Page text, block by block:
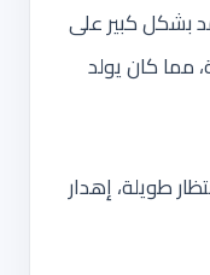
بشكل كبير على
مما كان يولد
طويلة، إهدار